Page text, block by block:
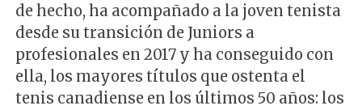
de hecho, ha acompañado a la joven tenista
desde su transición de Juniors a
profesionales en 2017 y ha conseguido con
ella, los mayores títulos que ostenta el
tenis canadiense en los últimos 50 años: los